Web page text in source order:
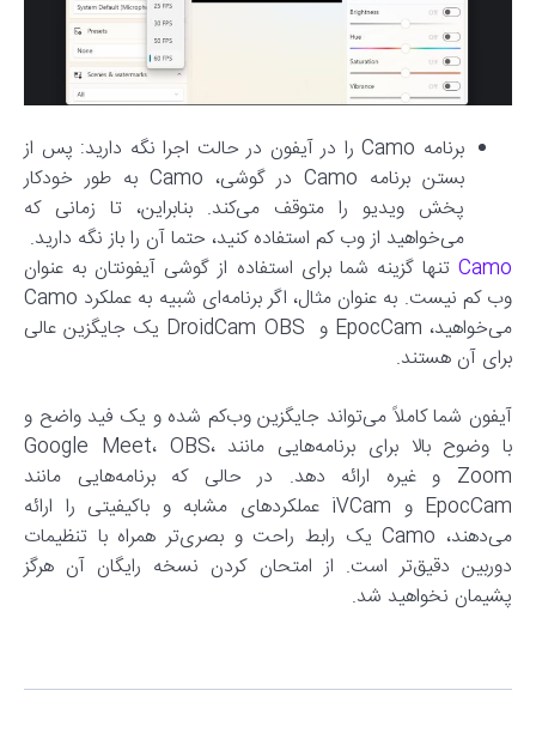
برنامه Camo را در آیفون در حالت اجرا نگه دارید: پس از
بستن برنامه Camo در گوشی، Camo به طور خودکار
پخش ویدیو را متوقف می‌کند. بنابراین، تا زمانی که
می‌خواهید از وب کم استفاده کنید، حتما آن را باز نگه دارید.
Camo تنها گزینه شما برای استفاده از گوشی آیفونتان به عنوان
وب کم نیست. به عنوان مثال، اگر برنامه‌ای شبیه به عملکرد Camo
می‌خواهید، EpocCam و DroidCam OBS یک جایگزین عالی
برای آن هستند.
آیفون شما کاملاً می‌تواند جایگزین وب‌کم شده و یک فید واضح و
با وضوح بالا برای برنامه‌هایی مانند Google Meet، OBS،
Zoom و غیره ارائه دهد. در حالی که برنامه‌هایی مانند
EpocCam و iVCam عملکردهای مشابه و باکیفیتی را ارائه
می‌دهند، Camo یک رابط راحت و بصری‌تر همراه با تنظیمات
دوربین دقیق‌تر است. از امتحان کردن نسخه رایگان آن هرگز
پشیمان نخواهید شد.